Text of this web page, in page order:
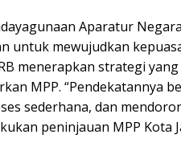
Aparatur
untuk mewujudkan
menerapkan strategi
MPP. “Pendekatannya
sederhana, dan
peninjauan MPP Kota